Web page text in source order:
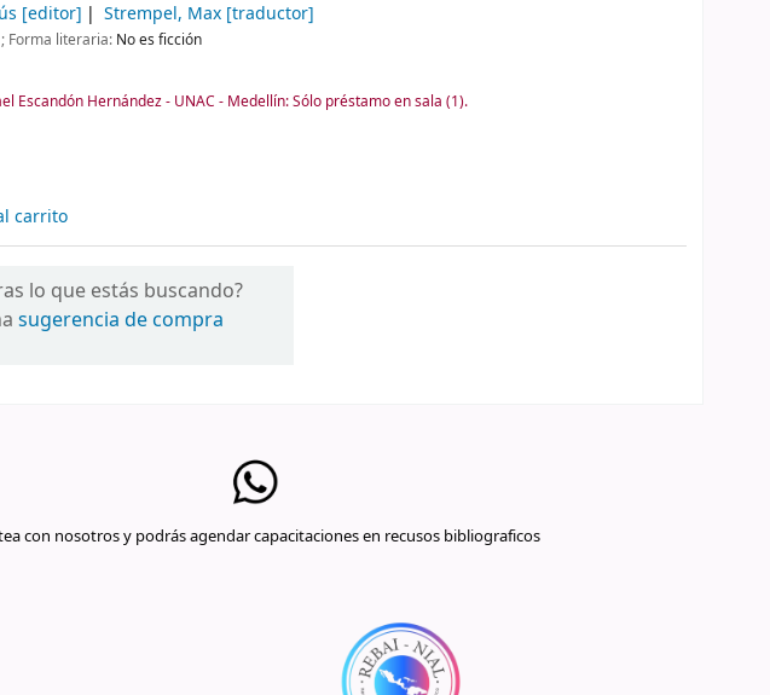
[editor] Strempel, Max [traductor]
; Forma literaria: No es ficción
Escandón Hernández - UNAC - Medellín: Sólo préstamo en sala (1).
carrito
lo que estás buscando?
sugerencia de compra
con nosotros y podrás agendar capacitaciones en recusos bibliograficos